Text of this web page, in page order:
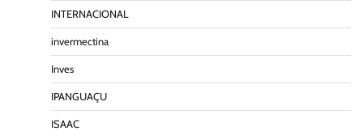
INTERNACIONAL
invermectina
Inves
IPANGUAÇU
ISAAC